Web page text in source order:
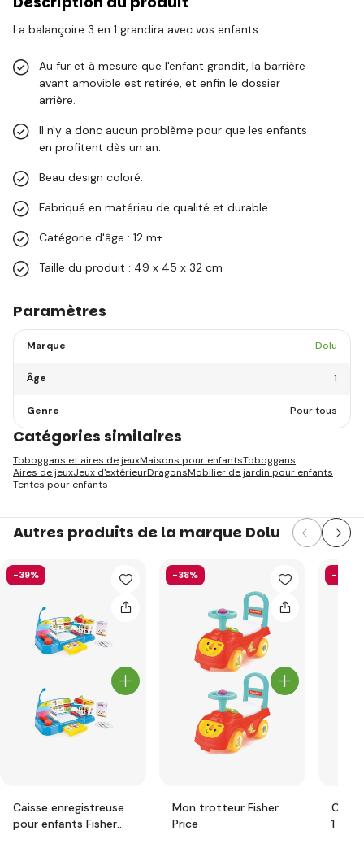
La balançoire 3 en 1 grandira avec vos enfants.
Au fur et à mesure que l'enfant grandit, la barrière
avant amovible est retirée, et enfin le dossier
arrière.
Il n'y a donc aucun problème pour que les enfants
en profitent dès un an.
Beau design coloré.
Fabriqué en matériau de qualité et durable.
Catégorie d'âge : 12 m+
Taille du produit : 49 x 45 x 32 cm
Paramètres
Marque Dolu
Âge 1
Genre Pour tous
Catégories similaires
Toboggans et aires de jeuxMaisons pour enfantsToboggans
Aires de jeuxJeux d'extérieurDragonsMobilier de jardin pour enfants
Tentes pour enfants
Autres produits de la marque Dolu
-39%
Caisse enregistreuse
pour enfants Fisher
-38%
Mon trotteur Fisher
Price
-44%
1